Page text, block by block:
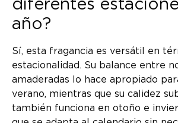
diferentes
año?
Sí, esta fragancia es versátil en
estacionalidad. Su balance entre
amaderadas lo hace apropiado
verano, mientras que su calidez
también funciona en otoño e